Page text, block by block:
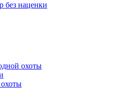
без наценки
охоты